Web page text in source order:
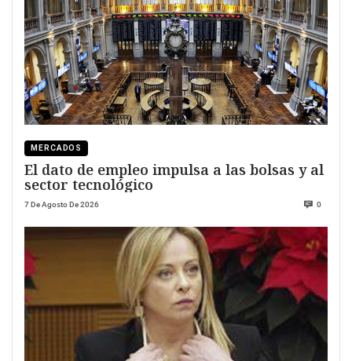
MERCADOS
El dato de empleo impulsa a las bolsas y al
sector tecnológico
7 De Agosto De 2026 0